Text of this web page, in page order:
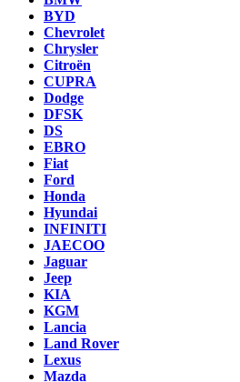
BYD
Chevrolet
Chrysler
Citroën
CUPRA
Dodge
DFSK
DS
EBRO
Fiat
Ford
Honda
Hyundai
INFINITI
JAECOO
Jaguar
Jeep
KIA
KGM
Lancia
Land Rover
Lexus
Mazda